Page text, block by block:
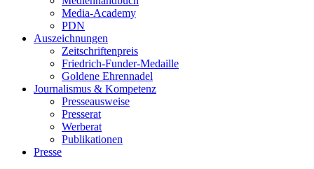
Media-Academy
PDN
Auszeichnungen
Zeitschriftenpreis
Friedrich-Funder-Medaille
Goldene Ehrennadel
Journalismus & Kompetenz
Presseausweise
Presserat
Werberat
Publikationen
Presse